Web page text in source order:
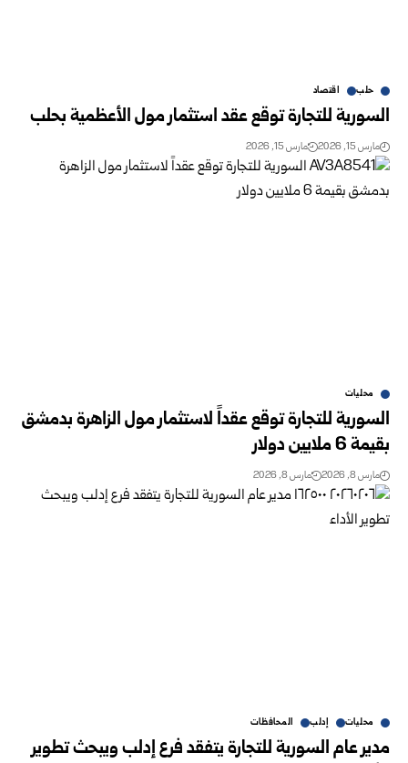
حلب اقتصاد
السورية للتجارة توقع عقد استثمار مول الأعظمية بحلب
مارس 15, 2026 مارس 15, 2026
محليات
السورية للتجارة توقع عقداً لاستثمار مول الزاهرة بدمشق
بقيمة 6 ملايين دولار
مارس 8, 2026 مارس 8, 2026
محليات إدلب المحافظات
مدير عام السورية للتجارة يتفقد فرع إدلب ويبحث تطوير